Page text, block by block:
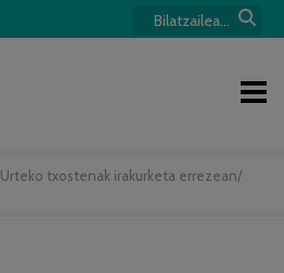
Urteko txostenak irakurketa errezean/